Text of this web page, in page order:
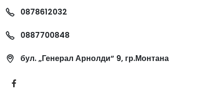
0878612032
0887700848
бул. „Генерал Арнолди“ 9, гр.Монтана